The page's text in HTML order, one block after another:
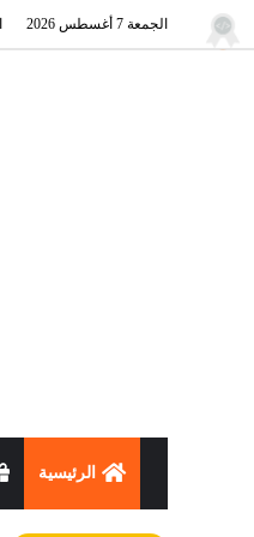
الجمعة 7 أغسطس 2026
الرئيسية